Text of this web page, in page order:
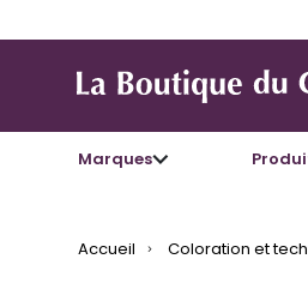
Marques
Accueil Coloration et